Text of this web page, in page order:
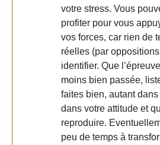
votre stress. Vous
profiter pour vous
vos forces, car rien de
réelles (par
identifier. Que
moins bien passée,
faites bien, autant
dans votre attitude et
reproduire.
peu de temps à